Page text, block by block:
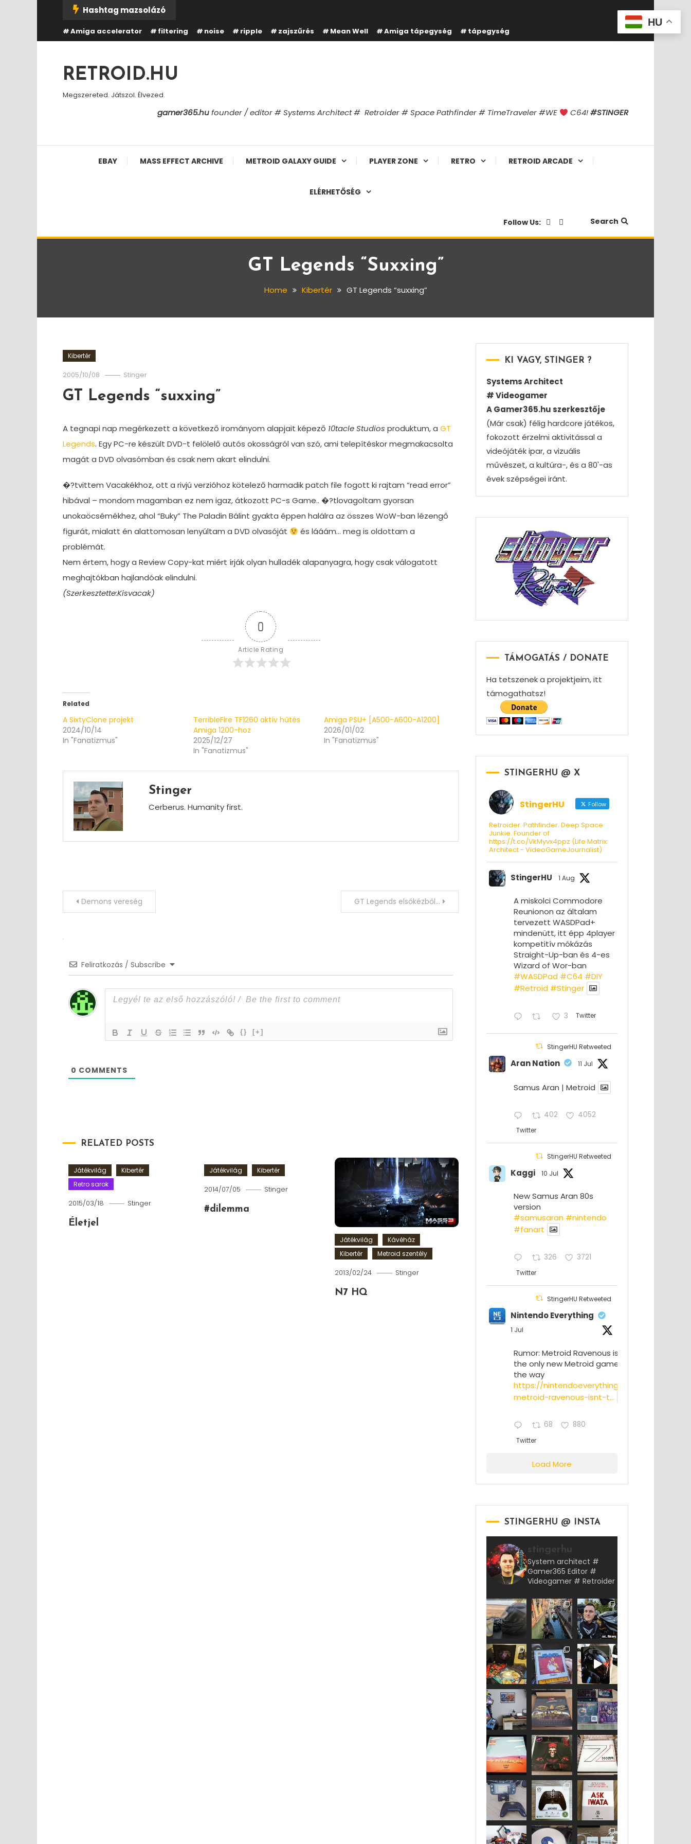
Content
Hashtag mazsolázó
Amiga accelerator filtering noise ripple zajszűrés Mean Well Amiga tápegység tápegység
RETROID.HU
Megszereted. Játszol. Élvezed.
gamer365.hufounder / editor # Systems Architect # Retroider # Space Pathfinder # TimeTraveler #WE C64!#STINGER
EBAY MASS EFFECT ARCHIVE METROID GALAXY GUIDE PLAYER ZONE RETRO RETROID ARCADE
ELÉRHETŐSÉG
Follow Us: Search
GT Legends “suxxing”
Home Kibertér GT Legends “suxxing”
Kibertér
2005/10/08 Stinger
GT Legends “suxxing”
A tegnapi nap megérkezett a következő irományom alapjait képező 10tacle Studios produktum, a GT
Legends. Egy PC-re készült DVD-t felölelő autós okosságról van szó, ami telepítéskor megmakacsolta
magát a DVD olvasómban és csak nem akart elindulni.
�?tvittem Vacakékhoz, ott a rivjú verzióhoz kötelező harmadik patch file fogott ki rajtam “read error”
hibával – mondom magamban ez nem igaz, átkozott PC-s Game.. �?tlovagoltam gyorsan
unokaöcsémékhez, ahol “Buky” The Paladin Bálint gyakta éppen halálra az összes WoW-ban lézengő
figurát, mialatt én alattomosan lenyúltam a DVD olvasóját
és lááám… meg is oldottam a
problémát.
Nem értem, hogy a Review Copy-kat miért írják olyan hulladék alapanyagra, hogy csak válogatott
meghajtókban hajlandóak elindulni.
(Szerkesztette:Kisvacak)
0
Article Rating
Related
A SixtyClone projekt
2024/10/14
In "Fanatizmus"
TerribleFire TF1260 aktív hűtés
Amiga 1200-hoz
2025/12/27
In "Fanatizmus"
Amiga PSU+ [A500-A600-A1200]
2026/01/02
In "Fanatizmus"
Stinger
Cerberus. Humanity first.
PostDemons vereség GT Legends elsőkézből…
Feliratkozás / Subscribe
{} [+]
0 COMMENTS
RELATED POSTS
Játékvilág
Kibertér
Retro sarok
2015/03/18 Stinger
Életjel
Játékvilág Kibertér
2014/07/05 Stinger
#dilemma
Játékvilág
Kávéház
Kibertér
Metroid szentély
2013/02/24 Stinger
N7 HQ
KI VAGY, STINGER ?
Systems Architect
# Videogamer
A Gamer365.hu szerkesztője
(Már csak) félig hardcore játékos,
fokozott érzelmi aktivitással a
videójáték ipar, a vizuális
művészet, a kultúra-, és a 80'-as
évek szépségei iránt.
TÁMOGATÁS / DONATE
Ha tetszenek a projektjeim, itt
támogathatsz!
STINGERHU @ X
StingerHU Follow
Retroider. Pathfinder. Deep Space
Junkie. Founder of
https://t.co/VkMyvx4ppz (Life Matrix:
Architect - VideoGameJournalist)
StingerHU 1 Aug
A miskolci Commodore
Reunionon az általam
tervezett WASDPad+
mindenütt, itt épp 4player
kompetitív mókázás
Straight-Up-ban és 4-es
Wizard of Wor-ban
#WASDPad #C64 #DIY
#Retroid #Stinger
3 Twitter
StingerHU Retweeted
Aran Nation 11 Jul
Samus Aran | Metroid
402 4052
Twitter
StingerHU Retweeted
Kaggi 10 Jul
New Samus Aran 80s
version
#samusaran #nintendo
#fanartㅤㅤㅤㅤ
326 3721
Twitter
StingerHU Retweeted
Nintendo Everything
1 Jul
Rumor: Metroid Ravenous isn’t
the only new Metroid game on
the way
https://nintendoeverything.com/rumor-
metroid-ravenous-isnt-t...
68 880
Twitter
Load More
STINGERHU @ INSTA
stingerhu
System architect #
Gamer365 Editor #
Videogamer # Retroider
HU